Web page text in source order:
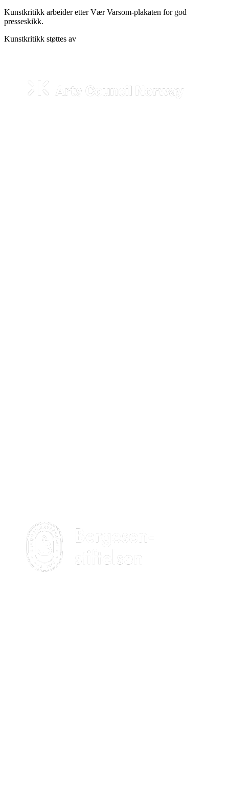
Kunstkritikk arbeider etter Vær Varsom-plakaten for god
presseskikk.
Kunstkritikk støttes av